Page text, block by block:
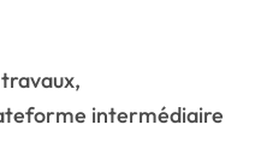
intermédiaire